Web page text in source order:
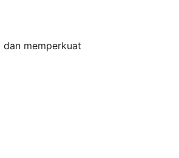
memperkuat